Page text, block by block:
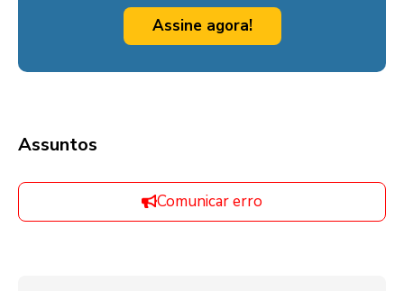
Assine agora!
Assuntos
Comunicar erro